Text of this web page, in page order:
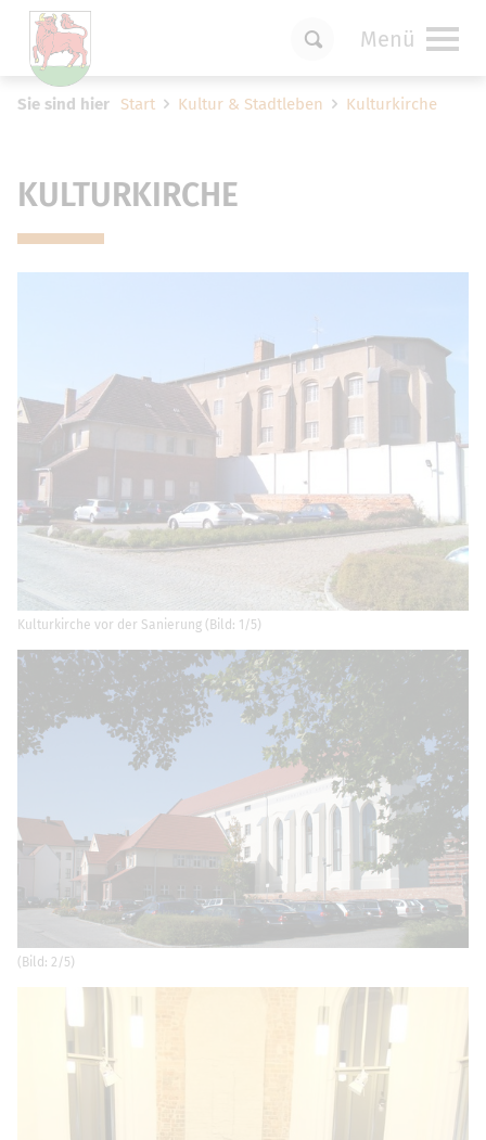
Menü
Sie sind hier Start Kultur & Stadtleben Kulturkirche
KULTURKIRCHE
Kulturkirche vor der Sanierung (Bild: 1/5)
(Bild: 2/5)
vornehmen zu können wird die Berechtigung
Cookie-Einstellungen